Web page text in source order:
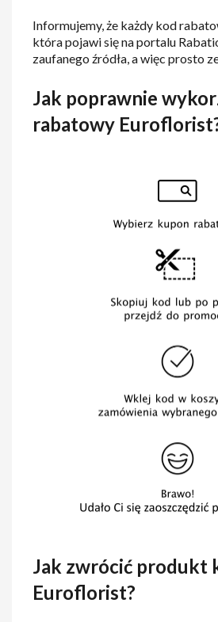
Informujemy, że każdy kod
która pojawi się na portalu
zaufanego źródła, a więc prosto
Jak poprawnie
rabatowy
Jak zwrócić produkt
Euroflorist?